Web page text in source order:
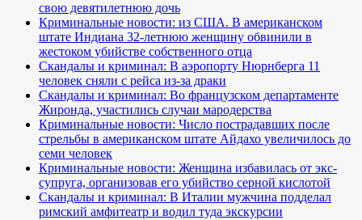
свою девятилетнюю дочь
Криминальные новости: из США. В американском
штате Индиана 32-летнюю женщину обвинили в
жестоком убийстве собственного отца
Скандалы и криминал: В аэропорту Нюрнберга 11
человек сняли с рейса из-за драки
Скандалы и криминал: Во французском департаменте
Жиронда, участились случаи мародерства
Криминальные новости: Число пострадавших после
стрельбы в американском штате Айдахо увеличилось до
семи человек
Криминальные новости: Женщина избавилась от экс-
супруга, организовав его убийство серной кислотой
Скандалы и криминал: В Италии мужчина подделал
римский амфитеатр и водил туда экскурсии